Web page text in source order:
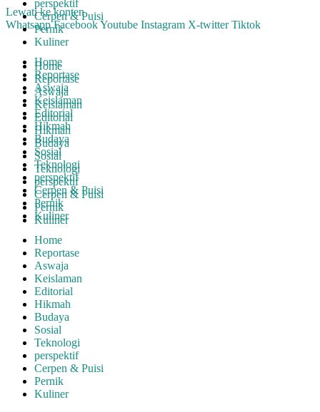
Lewati ke konten
Whatsapp FacebookYoutube Instagram X-twitter Tiktok
Home
Reportase
Aswaja
Keislaman
Editorial
Hikmah
Budaya
Sosial
Teknologi
perspektif
Cerpen & Puisi
Pernik
Kuliner
Home
Reportase
Aswaja
Keislaman
Editorial
Hikmah
Budaya
Sosial
Teknologi
perspektif
Cerpen & Puisi
Pernik
Kuliner
perspektif
Cerpen & Puisi
Pernik
Kuliner
Home
Reportase
Aswaja
Keislaman
Editorial
Hikmah
Budaya
Sosial
Teknologi
perspektif
Cerpen & Puisi
Pernik
Kuliner